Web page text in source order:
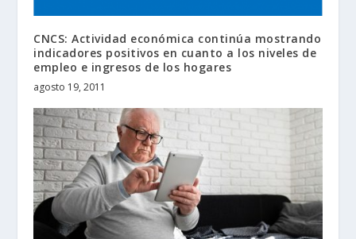
CNCS: Actividad económica continúa mostrando
indicadores positivos en cuanto a los niveles de
empleo e ingresos de los hogares
agosto 19, 2011